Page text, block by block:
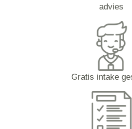
advies
Gratis intake